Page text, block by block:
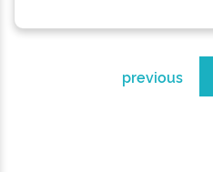
previous